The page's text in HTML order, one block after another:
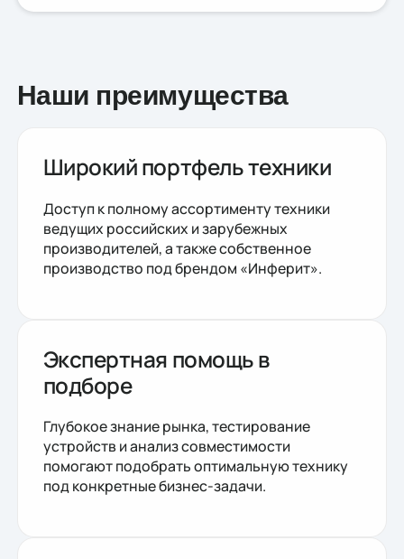
Наши преимущества
Широкий портфель техники
Доступ к полному ассортименту техники
ведущих российских и зарубежных
производителей, а также собственное
производство под брендом «Инферит».
Экспертная помощь в
подборе
Глубокое знание рынка, тестирование
устройств и анализ совместимости
помогают подобрать оптимальную технику
под конкретные бизнес-задачи.